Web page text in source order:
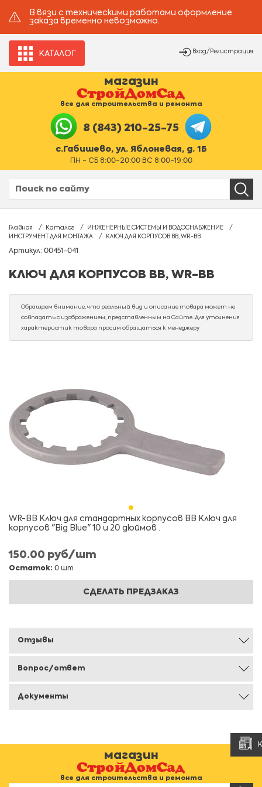
В вязи с техническими работами оформление
заказа временно невозможно.
КАТАЛОГ Вход/Регистрация
магазин
все для строительства и ремонта
8 (843) 210-25-75
с.Габишево, ул. Яблоневая, д. 1Б
ПН - СБ 8:00-20:00 ВС 8:00-19:00
Главная Каталог
ИНЖЕНЕРНЫЕ СИСТЕМЫ И ВОДОСНАБЖЕНИЕ
ИНСТРУМЕНТ ДЛЯ МОНТАЖА
КЛЮЧ ДЛЯ КОРПУСОВ ВВ, WR-ВВ
Артикул: 00451-041
КЛЮЧ ДЛЯ КОРПУСОВ ВВ, WR-ВВ
Обращаем внимание, что реальный вид и описание товара может не
совпадать с изображением, представленным на Сайте. Для уточнения
характеристик товара просим обращаться к менеджеру
WR-BB Ключ для стандартных корпусов ВВ Ключ для
корпусов "Big Blue" 10 и 20 дюймов .
150.00 руб/шт
Остаток: 0 шт
СДЕЛАТЬ ПРЕДЗАКАЗ
Отзывы
Вопрос/ответ
Документы
магазин
все для строительства и ремонта